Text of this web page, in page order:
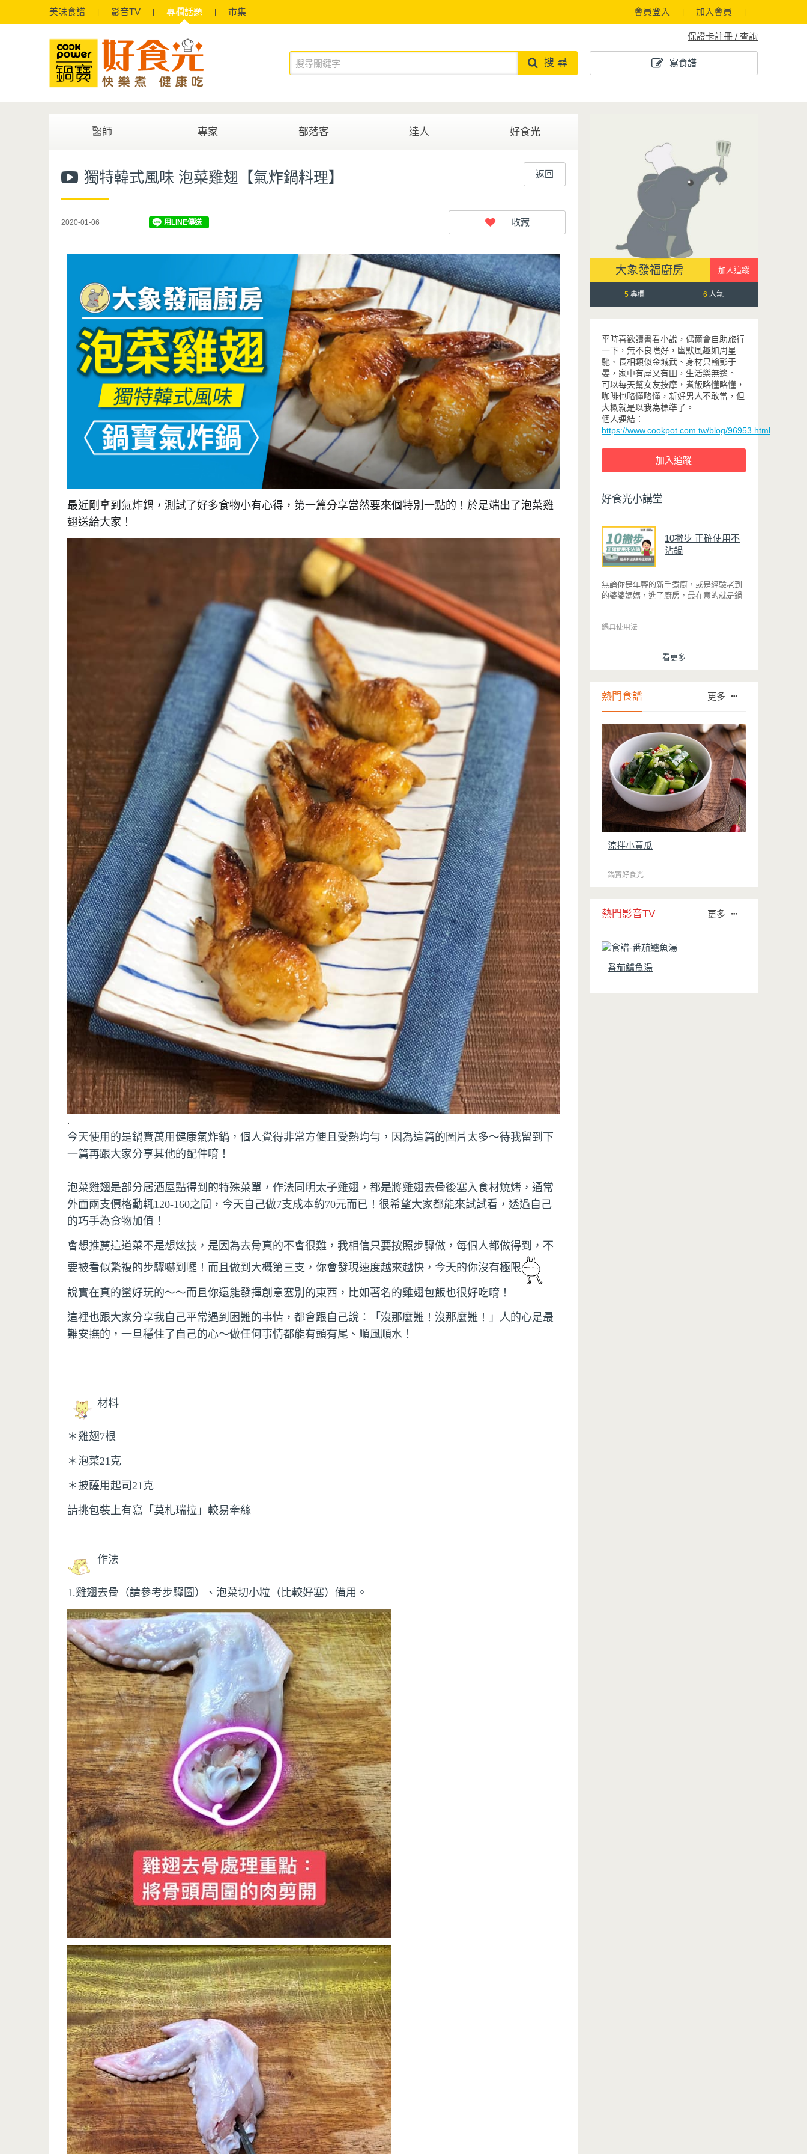
美味食譜 影音TV 專欄話題 市集 會員登入 加入會員
保證卡註冊 / 查詢
寫食譜
搜 尋
醫師 專家 部落客 達人 好食光
獨特韓式風味 泡菜雞翅【氣炸鍋料理】 返回
2020-01-06
最近剛拿到氣炸鍋，測試了好多食物小有心得，第一篇分享當然要來個特別一點的！於是端出了泡菜雞
翅送給大家！
.
今天使用的是鍋寶萬用健康氣炸鍋，個人覺得非常方便且受熱均勻，因為這篇的圖片太多～待我留到下
一篇再跟大家分享其他的配件唷！
泡菜雞翅是部分居酒屋點得到的特殊菜單，作法同明太子雞翅，都是將雞翅去骨後塞入食材燒烤，通常
外面兩支價格動輒120-160之間，今天自己做7支成本約70元而已！很希望大家都能來試試看，透過自己
的巧手為食物加值！
會想推薦這道菜不是想炫技，是因為去骨真的不會很難，我相信只要按照步驟做，每個人都做得到，不
要被看似繁複的步驟嚇到囉！而且做到大概第三支，你會發現速度越來越快，今天的你沒有極限
說實在真的蠻好玩的～～而且你還能發揮創意塞別的東西，比如著名的雞翅包飯也很好吃唷！
這裡也跟大家分享我自己平常遇到困難的事情，都會跟自己說：「沒那麼難！沒那麼難！」人的心是最
難安撫的，一旦穩住了自己的心～做任何事情都能有頭有尾、順風順水！
材料
＊雞翅7根
＊泡菜21克
＊披薩用起司21克
請挑包裝上有寫「莫札瑞拉」較易牽絲
作法
1.雞翅去骨（請參考步驟圖）、泡菜切小粒（比較好塞）備用。
大象發福廚房
5 專欄 6 人氣
平時喜歡讀書看小說，偶爾會自助旅行
一下，無不良嗜好，幽默風趣如周星
馳、長相類似金城武、身材只輸彭于
晏，家中有屋又有田，生活樂無邊。
可以每天幫女友按摩，煮飯略懂略懂，
咖啡也略懂略懂，新好男人不敢當，但
大概就是以我為標準了。
個人連結：
https://www.cookpot.com.tw/blog/96953.html
好食光小講堂
10撇步 正確使用不
沾鍋
無論你是年輕的新手煮廚，或是經驗老到
的婆婆媽媽，進了廚房，最在意的就是鍋
的問題後，就深受普羅大眾的喜愛，而鍋
金鑽不沾系列的鍋具，更年年穩居銷售排
您！
鍋具使用法
看更多
熱門食譜 更多
涼拌小黃瓜
鍋寶好食光
熱門影音TV 更多
番茄鱸魚湯